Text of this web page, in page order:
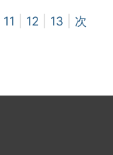
11 12 13
次